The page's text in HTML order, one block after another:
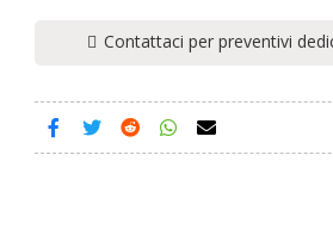
Contattaci per preventivi